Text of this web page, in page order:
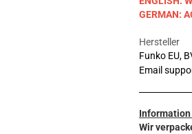
GERMAN:
Hersteller
Funko EU,
Email
Wir